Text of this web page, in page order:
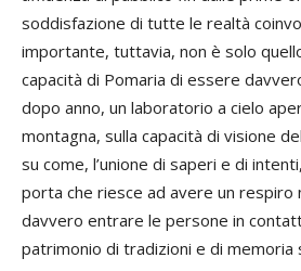
soddisfazione di tutte le realtà
importante, tuttavia, non è solo
capacità di Pomaria di essere
dopo anno, un laboratorio a cielo
montagna, sulla capacità di visione
su come, l’unione di saperi e di
porta che riesce ad avere un respiro
davvero entrare le persone in
patrimonio di tradizioni e di memoria